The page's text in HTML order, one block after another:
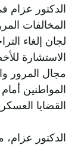
الدكتور عزام
المخالفات
لجان إلغاء
الاستشارة
مجال المرور
المواطنين
القضايا
الدكتور عزام،